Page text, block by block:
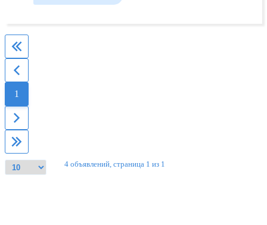
1
4 объявлений, страница 1 из 1